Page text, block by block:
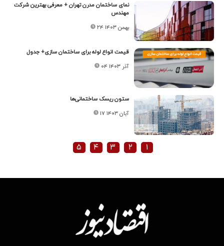
نمای ساختمان مدرن تهران + معرفی بهترین شرکت
مهندس
۲۴ بهمن ۱۴۰۳
قیمت انواع لوله برای ساختمان سازی+ جدول
۰۴ آذر ۱۴۰۳
ستون ریسک ساختمانی‏‏‏‌ها
۱۷ آبان ۱۴۰۳
۱ ۲ ۳ ۴ ۵